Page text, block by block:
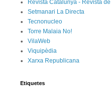
Revista Catalunya - Revista de
Setmanari La Directa
Tecnonucleo
Torre Malaia No!
VilaWeb
Viquipèdia
Xarxa Republicana
Etiquetes